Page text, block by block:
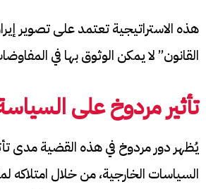
هذه الاستراتيجية تعتمد على تصوير
القانون” لا يمكن الوثوق بها في
تأثير مردوخ على
يُظهر دور مردوخ في هذه القضية مدى
السياسات الخارجية، من خلال امتلاكه